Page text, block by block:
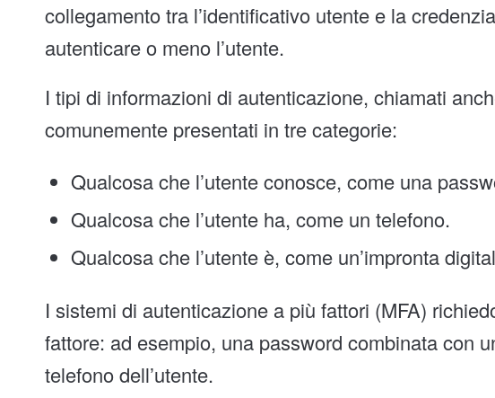
collegamento tra l’identificativo utente e la
autenticare o meno l’utente.
I tipi di informazioni di autenticazione, chiamati
comunemente presentati in tre categorie:
Qualcosa che l’utente conosce, come una
Qualcosa che l’utente ha, come un telefono.
Qualcosa che l’utente è, come un’impronta
I sistemi di autenticazione a più fattori (MFA)
fattore: ad esempio, una password combinata con
telefono dell’utente.